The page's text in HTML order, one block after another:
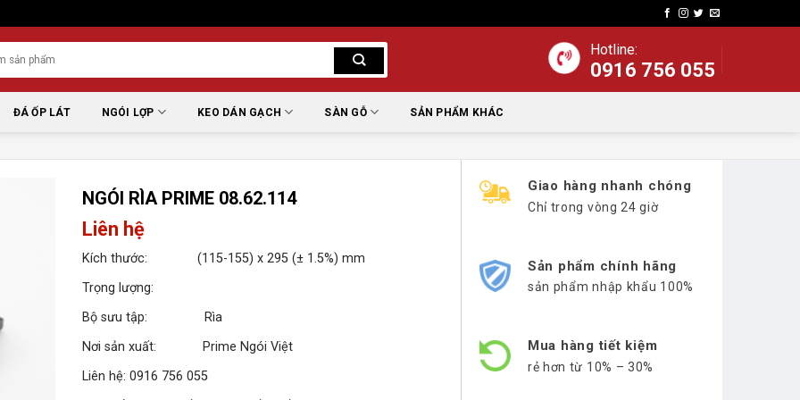
Hotline:
0916 756 055
ĐÁ ỐP LÁT NGÓI LỢP KEO DÁN GẠCH SÀN GỖ SẢN PHẨM KHÁC
NGÓI RÌA PRIME 08.62.114
Liên hệ
Kích thước: (115-155) x 295 (± 1.5%) mm
Trọng lượng:
Bộ sưu tập: Rìa
Nơi sản xuất: Prime Ngói Việt
Liên hệ: 0916 756 055
Giao hàng nhanh chóng
Chỉ trong vòng 24 giờ
Sản phẩm chính hãng
sản phẩm nhập khẩu 100%
Mua hàng tiết kiệm
rẻ hơn từ 10% – 30%